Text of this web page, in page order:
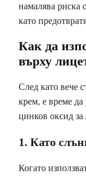
намалява риска
като
Как да
върху
След като вече
крем, е време
цинков оксид за
1. Като
Когато